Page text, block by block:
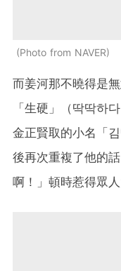
Photo from NAVER
而姜河那不曉得是
「生硬」（딱딱하
金正賢取的小名「
後再次重複了他的
啊！」頓時惹得眾